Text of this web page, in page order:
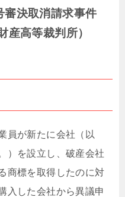
審決取消請求事件
産高等裁判所）
員が新たに会社（以
）を設立し、破産会社
商標を取得したのに対
入した会社から異議申